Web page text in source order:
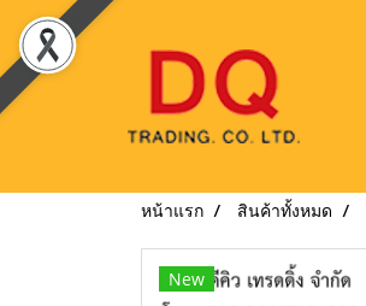
หน้าแรก สินค้าทั้งหมด
New